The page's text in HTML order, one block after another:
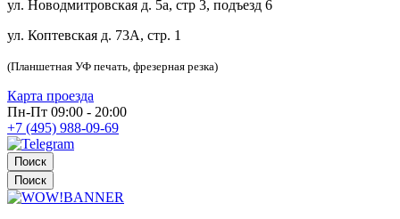
ул. Новодмитровская д. 5а, стр 3, подъезд 6
ул. Коптевская д. 73А, стр. 1
(Планшетная УФ печать, фрезерная резка)
Карта проезда
Пн-Пт 09:00 - 20:00
+7 (495) 988-09-69
Поиск
Поиск